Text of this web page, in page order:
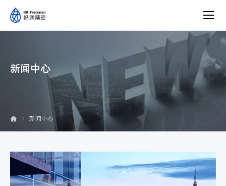
新
新闻中心
新闻中心